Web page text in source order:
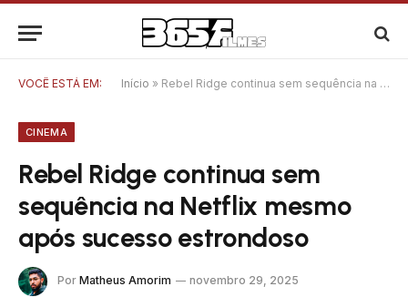
VOCÊ ESTÁ EM: Início » Rebel Ridge continua sem sequência na Netflix mesmo após sucesso estrondoso
CINEMA
Rebel Ridge continua sem
sequência na Netflix mesmo
após sucesso estrondoso
Por Matheus Amorim
novembro 29, 2025